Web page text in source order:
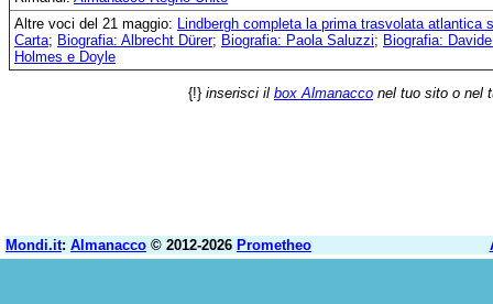
Altre voci del 21 maggio: Lindbergh completa la prima trasvolata atlantica
Carta; Biografia: Albrecht Dürer; Biografia: Paola Saluzzi; Biografia:
Holmes e Doyle
{!} inserisci il box Almanacco nel tuo sito o nel
Mondi.it: Almanacco © 2012-2026 Prometheo